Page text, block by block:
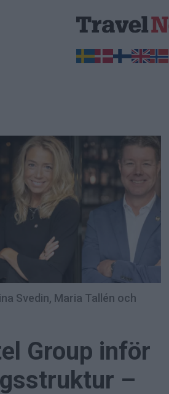
Svedin, Maria Tallén och
Group inför
–